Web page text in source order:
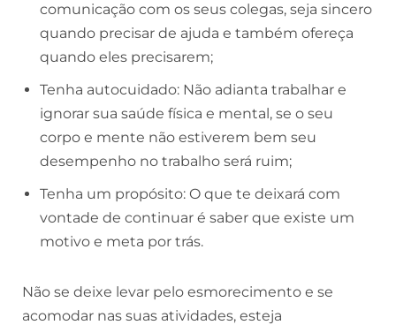
comunicação com os seus colegas, seja sincero
quando precisar de ajuda e também ofereça
quando eles precisarem;
Tenha autocuidado: Não adianta trabalhar e
ignorar sua saúde física e mental, se o seu
corpo e mente não estiverem bem seu
desempenho no trabalho será ruim;
Tenha um propósito: O que te deixará com
vontade de continuar é saber que existe um
motivo e meta por trás.
Não se deixe levar pelo esmorecimento e se
acomodar nas suas atividades, esteja